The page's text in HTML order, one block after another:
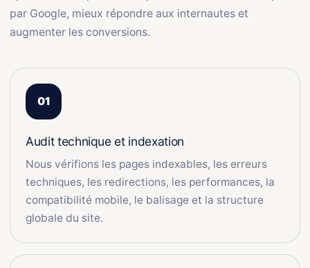
par Google, mieux répondre aux internautes et
augmenter les conversions.
Audit technique et indexation
Nous vérifions les pages indexables, les erreurs
techniques, les redirections, les performances, la
compatibilité mobile, le balisage et la structure
globale du site.